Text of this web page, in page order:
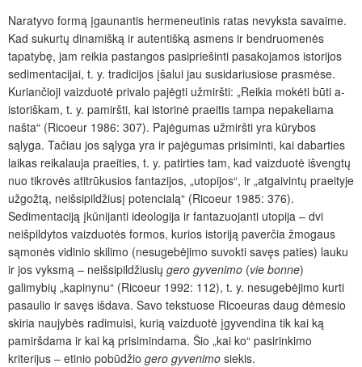
Naratyvo formą įgaunantis hermeneutinis ratas nevyksta savaime.
Kad sukurtų dinamišką ir autentišką asmens ir bendruomenės
tapatybę, jam reikia pastangos pasipriešinti pasakojamos istorijos
sedimentacijai, t. y. tradicijos įšalui jau susidariusiose prasmėse.
Kuriančioji vaizduotė privalo pajėgti užmiršti: „Reikia mokėti būti a-
istoriškam, t. y. pamiršti, kai istorinė praeitis tampa nepakeliama
našta“ (Ricoeur 1986: 307). Pajėgumas užmiršti yra kūrybos
sąlyga. Tačiau jos sąlyga yra ir pajėgumas prisiminti, kai dabarties
laikas reikalauja praeities, t. y. patirties tam, kad vaizduotė išvengtų
nuo tikrovės atitrūkusios fantazijos, „utopijos“, ir „atgaivintų praeityje
užgožtą, neišsipildžiusį potencialą“ (Ricoeur 1985: 376).
Sedimentaciją įkūnijanti ideologija ir fantazuojanti utopija – dvi
neišpildytos vaizduotės formos, kurios istoriją paverčia žmogaus
sąmonės vidinio skilimo (nesugebėjimo suvokti savęs paties) lauku
ir jos vyksmą – neišsipildžiusių gero gyvenimo (vie bonne)
galimybių „kapinynu“ (Ricoeur 1992: 112), t. y. nesugebėjimo kurti
pasaulio ir savęs išdava. Savo tekstuose Ricoeuras daug dėmesio
skiria naujybės radimuisi, kurią vaizduotė įgyvendina tik kai ką
pamiršdama ir kai ką prisimindama. Šio „kai ko“ pasirinkimo
kriterijus – etinio pobūdžio gero gyvenimo siekis.